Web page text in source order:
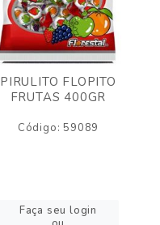
PIRULITO FLOPITO
FRUTAS 400GR
Código: 59089
Faça seu login